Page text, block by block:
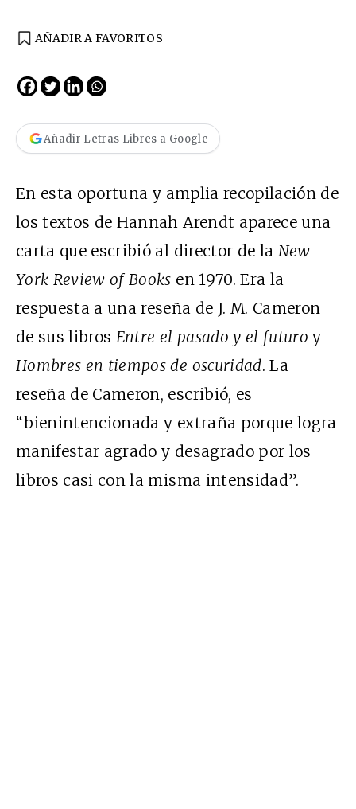
AÑADIR A FAVORITOS
Añadir Letras Libres a Google
En esta oportuna y amplia recopilación de
los textos de Hannah Arendt aparece una
carta que escribió al director de la New
York Review of Books en 1970. Era la
respuesta a una reseña de J. M. Cameron
de sus libros Entre el pasado y el futuro y
Hombres en tiempos de oscuridad. La
reseña de Cameron, escribió, es
“bienintencionada y extraña porque logra
manifestar agrado y desagrado por los
libros casi con la misma intensidad”.